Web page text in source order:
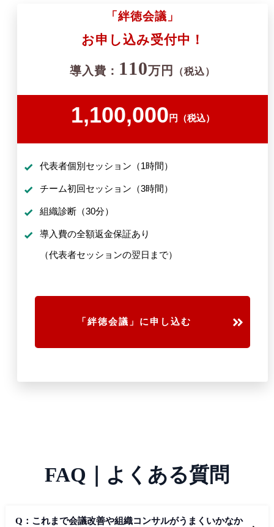
「絆徳会議」
お申し込み受付中！
導入費： 110万円 （税込）
1,100,000 円（税込）
代表者個別セッション（1時間）
チーム初回セッション（3時間）
組織診断（30分）
導入費の全額返金保証あり
（代表者セッションの翌日まで）
「絆徳会議」に申し込む
FAQ｜よくある質問
Q：これまで会議改善や組織コンサルがうまくいかなか